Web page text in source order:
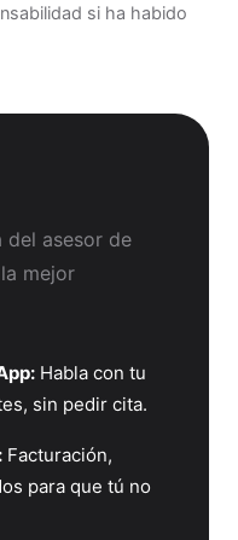
si ha habido
del asesor de
mejor
Habla con tu
sin pedir cita.
Facturación,
para que tú no